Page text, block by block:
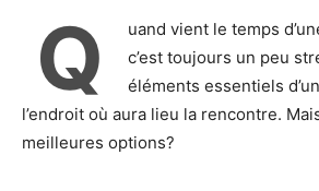
Q uand vient le temps
c’est toujours un peu
éléments essentiels
l’endroit où aura lieu la rencontre.
meilleures options?